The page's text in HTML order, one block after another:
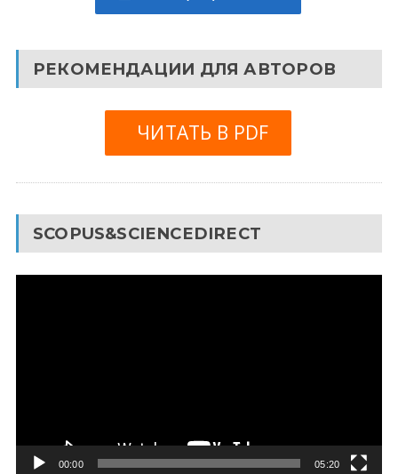
РЕКОМЕНДАЦИИ ДЛЯ АВТОРОВ
ЧИТАТЬ В PDF
SCOPUS&SCIENCEDIRECT
00:00 05:20